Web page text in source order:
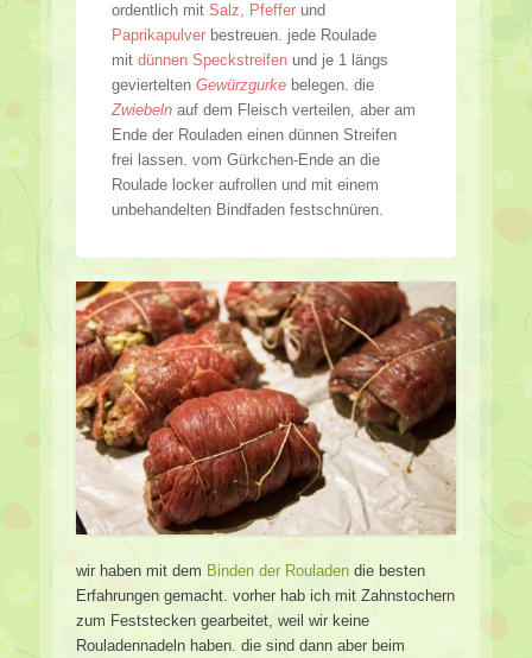
ordentlich mit Salz, Pfeffer und
Paprikapulver bestreuen. jede Roulade
mit dünnen Speckstreifen und je 1 längs
geviertelten Gewürzgurke belegen. die
Zwiebeln auf dem Fleisch verteilen, aber am
Ende der Rouladen einen dünnen Streifen
frei lassen. vom Gürkchen-Ende an die
Roulade locker aufrollen und mit einem
unbehandelten Bindfaden festschnüren.
wir haben mit dem Binden der Rouladen die besten
Erfahrungen gemacht. vorher hab ich mit Zahnstochern
zum Feststecken gearbeitet, weil wir keine
Rouladennadeln haben. die sind dann aber beim